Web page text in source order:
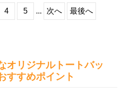
折
すすめです。名入れ範囲も広
く、会社名やブランドロゴを
販売にもおすすめです。
4 5 ... 次へ 最後へ
オリジナルトートバッ
すすめポイント